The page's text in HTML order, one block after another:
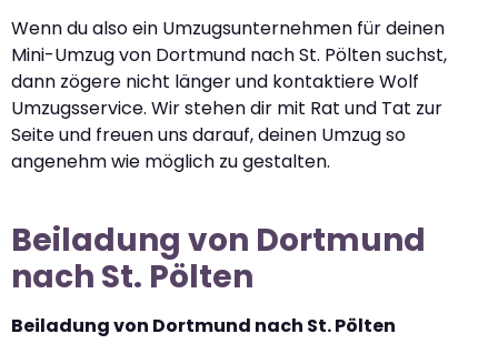
Wenn du also ein Umzugsunternehmen für deinen
Mini-Umzug von Dortmund nach St. Pölten suchst,
dann zögere nicht länger und kontaktiere Wolf
Umzugsservice. Wir stehen dir mit Rat und Tat zur
Seite und freuen uns darauf, deinen Umzug so
angenehm wie möglich zu gestalten.
Beiladung von Dortmund
nach St. Pölten
Beiladung von Dortmund nach St. Pölten